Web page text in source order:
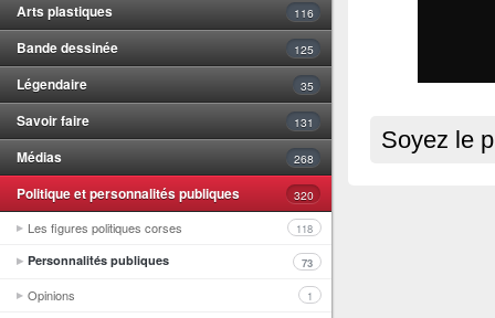
Arts plastiques 116
Bande dessinée 125
Légendaire 35
Savoir faire 131
Médias 268
Politique et personnalités publiques 320
Les figures politiques corses 118
Personnalités publiques 73
Opinions 1
Soyez le